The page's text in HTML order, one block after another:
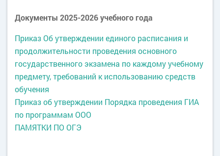
Документы 2025-2026 учебного года
ПриказОб утверждении единого расписания и
продолжительности проведения основного
государственного экзамена по каждому учебному
предмету, требований к использованию средств
обучения
Приказ об утверждении Порядка проведения ГИА
по программам ООО
ПАМЯТКИ ПО ОГЭ